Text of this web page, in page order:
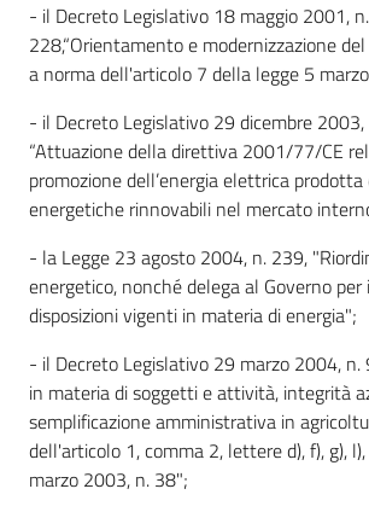
- il Decreto Legislativo 18 maggio 2001, n.
228,“Orientamento e modernizzazione
a norma dell'articolo 7 della legge 5
- il Decreto Legislativo 29 dicembre
“Attuazione della direttiva 2001/77/CE
promozione dell’energia elettrica
energetiche rinnovabili nel mercato
- la Legge 23 agosto 2004, n. 239,
energetico, nonché delega al Governo
disposizioni vigenti in materia di energia";
- il Decreto Legislativo 29 marzo 2004, n.
in materia di soggetti e attività, integrità
semplificazione amministrativa in
dell'articolo 1, comma 2, lettere d), f), g),
marzo 2003, n. 38";